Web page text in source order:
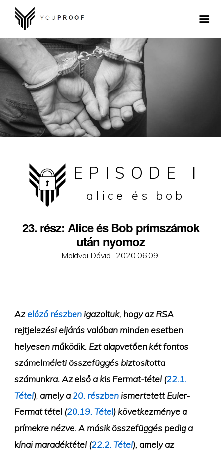
EPISODE I
alice és bob
23. rész: Alice és Bob prímszámok
után nyomoz
Moldvai Dávid · Posted
2020.06.09.
Az előző részbenigazoltuk, hogy az RSA
rejtjelezési eljárás valóban minden esetben
helyesen működik. Ezt alapvetően két fontos
számelméleti összefüggés biztosította
számunkra. Az első a kis Fermat-tétel (22.1.
Tétel), amely a 20. részbenismertetett Euler-
Fermat tétel (20.19. Tétel) következménye a
prímekre nézve. A másik összefüggés pedig a
kínai maradéktétel (22.2. Tétel), amely az